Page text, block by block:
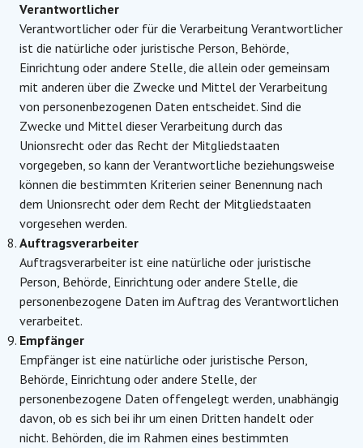
Verantwortlicher
Verantwortlicher oder für die Verarbeitung Verantwortlicher
ist die natürliche oder juristische Person, Behörde,
Einrichtung oder andere Stelle, die allein oder gemeinsam
mit anderen über die Zwecke und Mittel der Verarbeitung
von personenbezogenen Daten entscheidet. Sind die
Zwecke und Mittel dieser Verarbeitung durch das
Unionsrecht oder das Recht der Mitgliedstaaten
vorgegeben, so kann der Verantwortliche beziehungsweise
können die bestimmten Kriterien seiner Benennung nach
dem Unionsrecht oder dem Recht der Mitgliedstaaten
vorgesehen werden.
Auftragsverarbeiter
Auftragsverarbeiter ist eine natürliche oder juristische
Person, Behörde, Einrichtung oder andere Stelle, die
personenbezogene Daten im Auftrag des Verantwortlichen
verarbeitet.
Empfänger
Empfänger ist eine natürliche oder juristische Person,
Behörde, Einrichtung oder andere Stelle, der
personenbezogene Daten offengelegt werden, unabhängig
davon, ob es sich bei ihr um einen Dritten handelt oder
nicht. Behörden, die im Rahmen eines bestimmten